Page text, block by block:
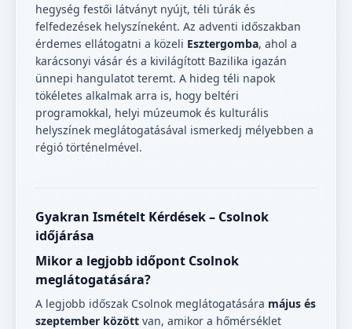
hegység festői látványt nyújt, téli túrák és
felfedezések helyszíneként. Az adventi időszakban
érdemes ellátogatni a közeli Esztergomba, ahol a
karácsonyi vásár és a kivilágított Bazilika igazán
ünnepi hangulatot teremt. A hideg téli napok
tökéletes alkalmak arra is, hogy beltéri
programokkal, helyi múzeumok és kulturális
helyszínek meglátogatásával ismerkedj mélyebben a
régió történelmével.
Gyakran Ismételt Kérdések – Csolnok
időjárása
Mikor a legjobb időpont Csolnok
meglátogatására?
A legjobb időszak Csolnok meglátogatására május és
szeptember között van, amikor a hőmérséklet